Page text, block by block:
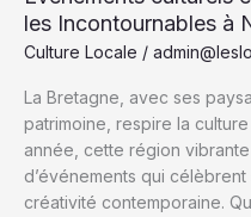
les Incontournables à
Culture Locale /
La Bretagne, avec ses
patrimoine, respire la
année, cette région
d’événements qui
créativité contemporaine.